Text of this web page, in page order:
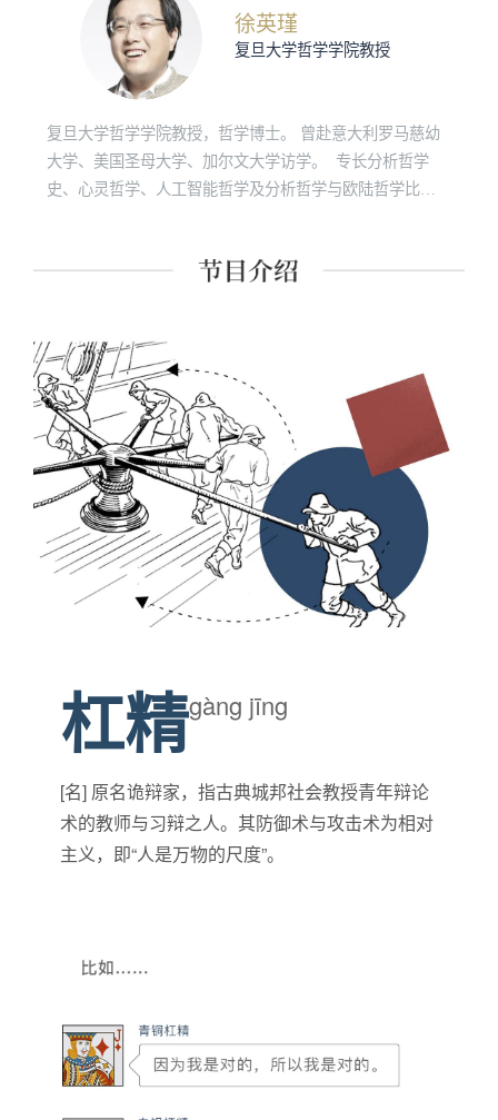
徐英瑾
复旦大学哲学学院教授
复旦大学哲学学院教授，哲学博士。 曾赴意大利罗马慈幼
大学、美国圣母大学、加尔文大学访学。 专长分析哲学
史、心灵哲学、人工智能哲学及分析哲学与欧陆哲学比较
从分析形而上学到信息技术哲学的多视角考察》、《维特
杠精gàng jīng
[名] 原名诡辩家，指古典城邦社会教授青年辩论
术的教师与习辩之人。其防御术与攻击术为相对
主义，即“人是万物的尺度”。